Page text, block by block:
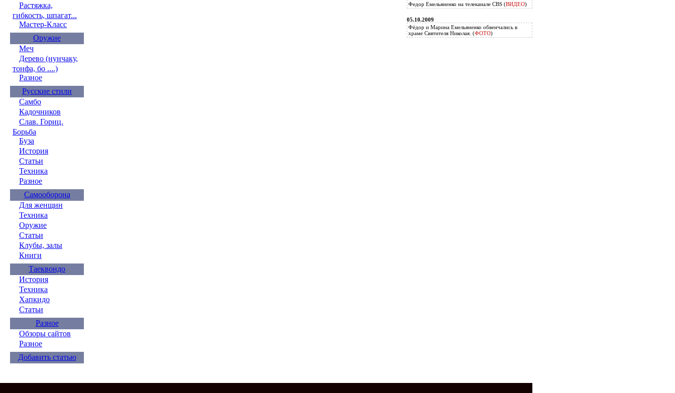
Растяжка,
гибкость, шпагат...
Мастер-Класс
Оружие
Меч
Дерево (нунчаку,
тонфа, бо ....)
Разное
Русские стили
Самбо
Кадочников
Слав. Гориц.
Борьба
Буза
История
Статьи
Техника
Разное
Самооборона
Для женщин
Техника
Оружие
Статьи
Клубы, залы
Книги
Таеквондо
История
Техника
Хапкидо
Статьи
Разное
Обзоры сайтов
Разное
Добавить статью
Федор Емельяненко на телеканале CBS (ВИДЕО)
05.10.2009
Фёдор и Марина Емельяненко обвенчались в
храме Святителя Николая. (ФОТО)